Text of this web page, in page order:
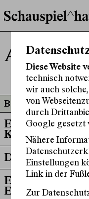
Alphi
Beteiligt an
Ensemble Plus:
Kanal
Der Verein
Ensemble Plus:
Einstiege/
Diese Website
technisch
wir auch
von
durch
Google gesetzt
Nähere
Einstellungen
Link in der
Zur